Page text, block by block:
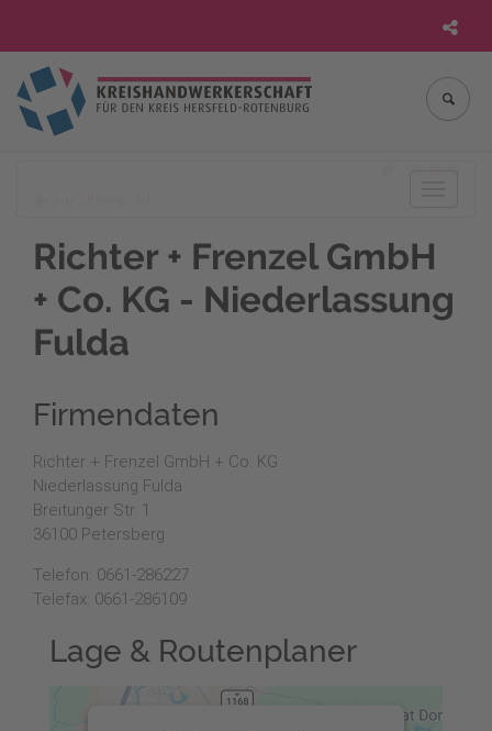
Richter + Frenzel GmbH
+ Co. KG - Niederlassung
Fulda
Firmendaten
Richter + Frenzel GmbH + Co. KG
Niederlassung Fulda
Breitunger Str. 1
36100 Petersberg
Telefon: 0661-286227
Telefax: 0661-286109
Lage & Routenplaner